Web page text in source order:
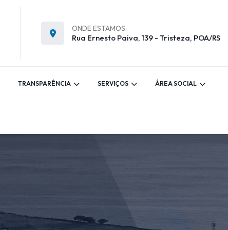
ONDE ESTAMOS
Rua Ernesto Paiva, 139 - Tristeza, POA/RS
TRANSPARÊNCIA SERVIÇOS ÁREA SOCIAL